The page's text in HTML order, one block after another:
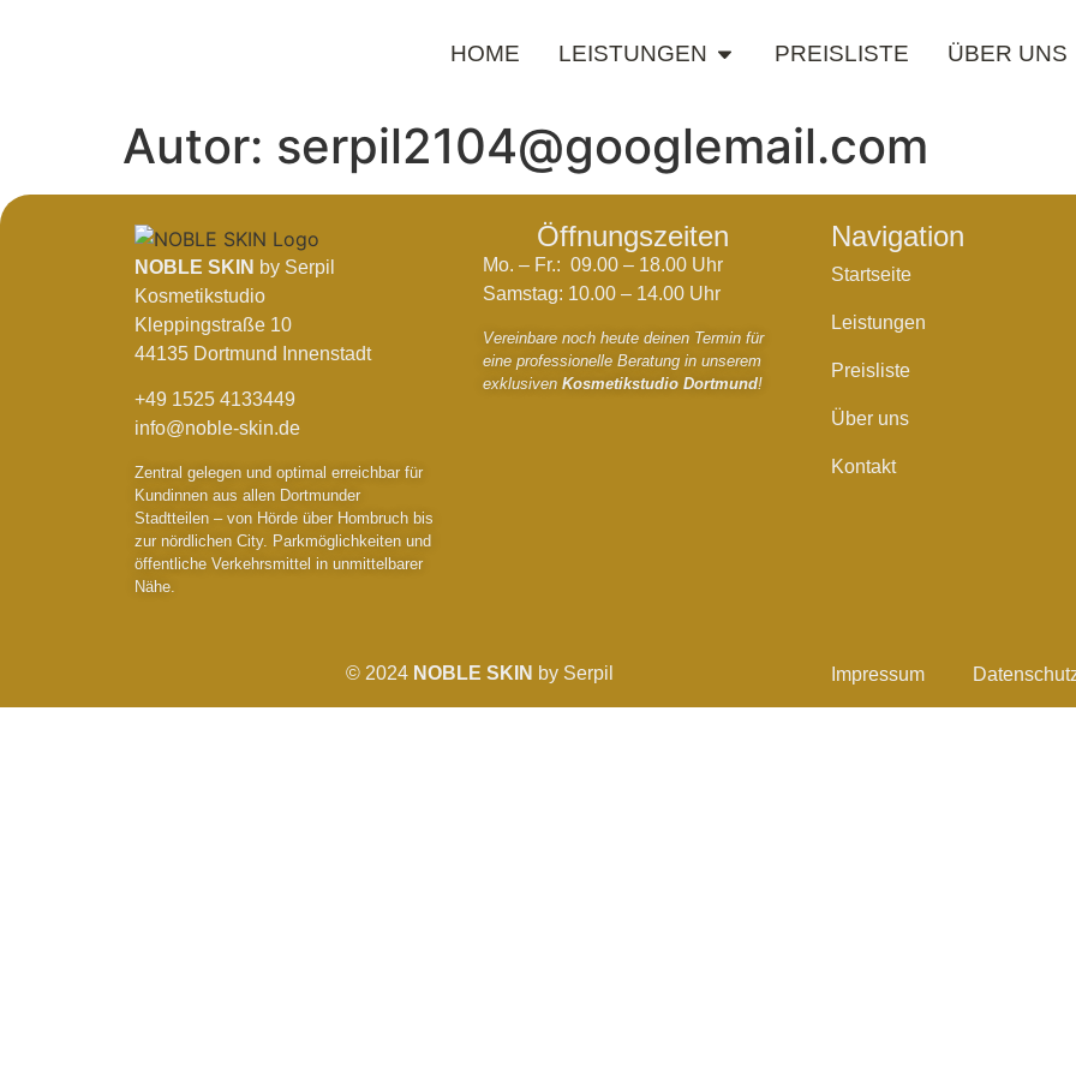
HOME LEISTUNGEN PREISLISTE ÜBER UNS
Autor: serpil2104@googlemail.com
NOBLE SKIN by Serpil
Kosmetikstudio
Kleppingstraße 10
44135 Dortmund Innenstadt
+49 1525 4133449
info@noble-skin.de
Zentral gelegen und optimal erreichbar für
Kundinnen aus allen Dortmunder
Stadtteilen – von Hörde über Hombruch bis
zur nördlichen City. Parkmöglichkeiten und
öffentliche Verkehrsmittel in unmittelbarer
Nähe.
Öffnungszeiten
Mo. – Fr.: 09.00 – 18.00 Uhr
Samstag: 10.00 – 14.00 Uhr
Vereinbare noch heute deinen Termin für
eine professionelle Beratung in unserem
exklusiven Kosmetikstudio Dortmund!
Navigation
Startseite
Leistungen
Preisliste
Über uns
Kontakt
Impressum
© 2024 NOBLE SKIN by Serpil